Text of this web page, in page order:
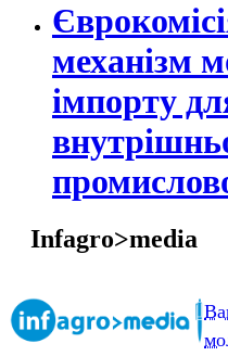
механізм
імпорту
Infagro>media